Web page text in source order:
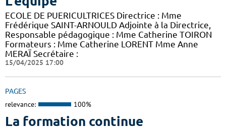
ECOLE DE PUERICULTRICES Directrice : Mme
Frédérique SAINT-ARNOULD Adjointe à la Directrice,
Responsable pédagogique : Mme Catherine TOIRON
Formateurs : Mme Catherine LORENT Mme Anne
MERAÏ Secrétaire :
15/04/2025 17:00
PAGES
relevance: 100%
La formation continue